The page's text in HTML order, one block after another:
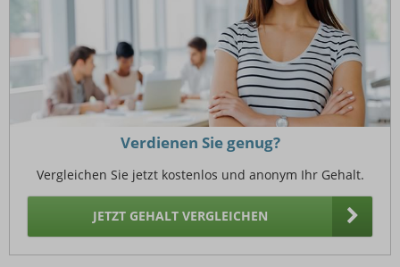
Verdienen Sie genug?
Vergleichen Sie jetzt kostenlos und anonym Ihr Gehalt.
JETZT GEHALT VERGLEICHEN